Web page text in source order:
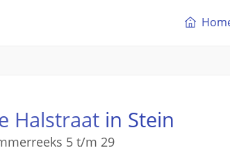
Halstraat in Stein
5 t/m 29